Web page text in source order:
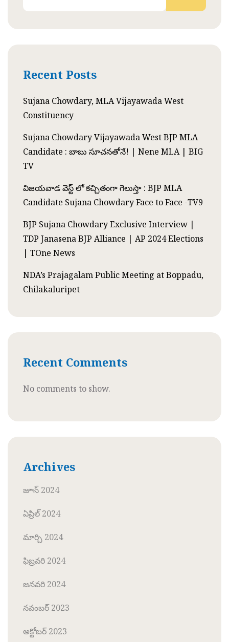
Recent Posts
Sujana Chowdary, MLA Vijayawada West
Constituency
Sujana Chowdary Vijayawada West BJP MLA
Candidate : బాబు సూచనతోనే! | Nene MLA | BIG
TV
విజయవాడ వెస్ట్ లో కచ్చితంగా గెలుస్తా : BJP MLA
Candidate Sujana Chowdary Face to Face -TV9
BJP Sujana Chowdary Exclusive Interview |
TDP Janasena BJP Alliance | AP 2024 Elections
| TOne News
NDA’s Prajagalam Public Meeting at Boppadu,
Chilakaluripet
Recent Comments
No comments to show.
Archives
జూన్ 2024
ఏప్రిల్ 2024
మార్చి 2024
ఫిబ్రవరి 2024
జనవరి 2024
నవంబర్ 2023
అక్టోబర్ 2023